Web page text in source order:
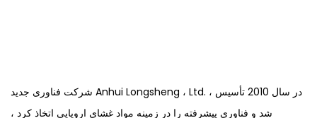
شرکت فناوری جدید Anhui Longsheng ، Ltd. ، در سال 2010 تأسیس
شد و فناوری پیشرفته را در زمینه مواد غشای اروپایی اتخاذ کرد ،